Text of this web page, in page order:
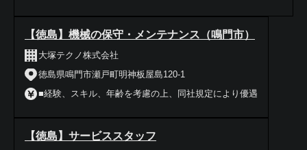
【徳島】機械の保守・メンテナンス（鳴門市）
大塚テクノ株式会社
徳島県鳴門市瀬戸町明神板屋島120-1
■経験、スキル、年齢を考慮の上、同社規定により優遇
【徳島】サービススタッフ